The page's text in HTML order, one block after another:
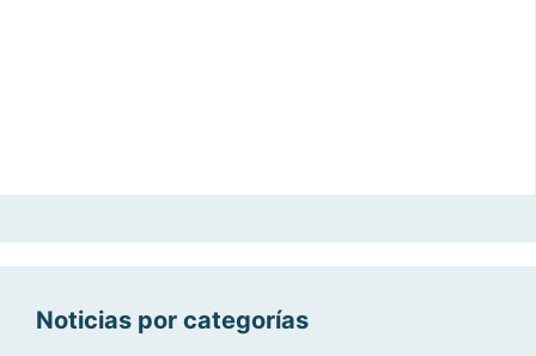
Noticias por categorías